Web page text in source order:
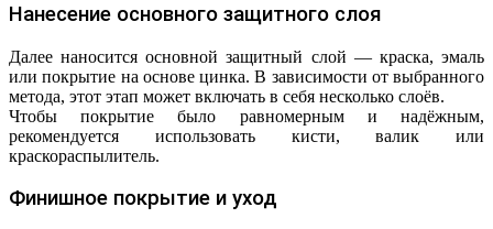
Нанесение основного защитного слоя
Далее наносится основной защитный слой — краска, эмаль
или покрытие на основе цинка. В зависимости от выбранного
метода, этот этап может включать в себя несколько слоёв.
Чтобы покрытие было равномерным и надёжным,
рекомендуется использовать кисти, валик или
краскораспылитель.
Финишное покрытие и уход